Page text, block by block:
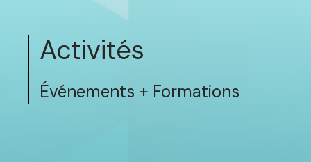
Activités
Événements + Formations